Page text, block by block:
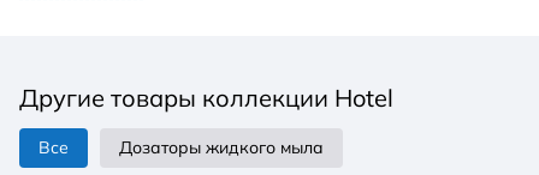
Другие товары коллекции Hotel
Все Дозаторы жидкого мыла